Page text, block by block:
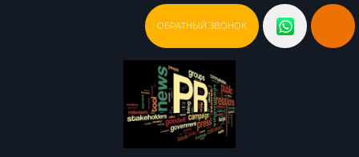
ОБРАТНЫЙ ЗВОНОК